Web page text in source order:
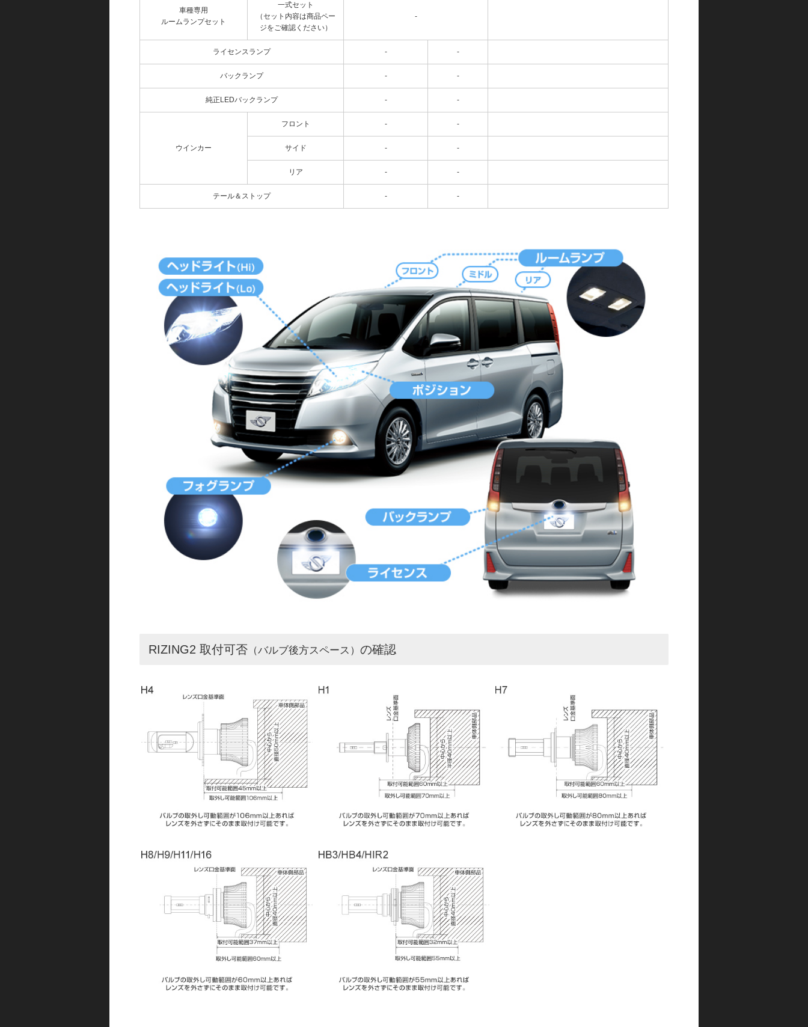
車種専用
ルームランプセット
一式セット
（セット内容は商品ペー
ジをご確認ください）
-
ライセンスランプ - -
バックランプ - -
純正LEDバックランプ - -
ウインカー
フロント - -
サイド - -
リア - -
テール＆ストップ - -
RIZING2 取付可否 （バルブ後方スペース） の確認